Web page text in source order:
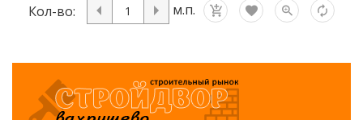
Кол-во: м.п.